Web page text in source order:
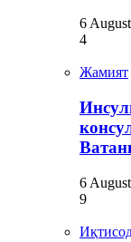
6
4
Жамият
6
9